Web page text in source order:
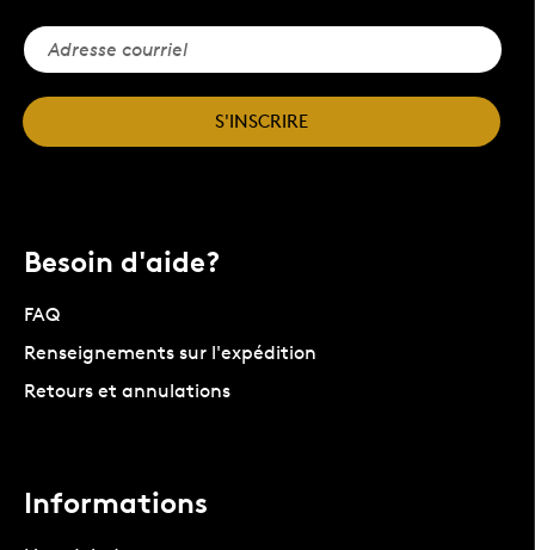
S'INSCRIRE
Besoin d'aide?
FAQ
Renseignements sur l'expédition
Retours et annulations
Informations